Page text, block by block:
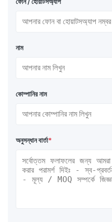
নাম
কোম্পানির নাম
অনুসন্ধান বার্তা*